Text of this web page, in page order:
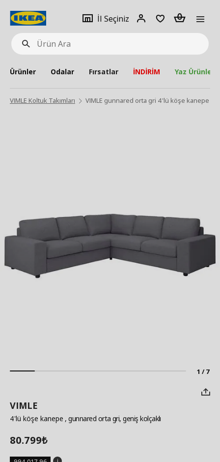
Ürün
Ara
İl Seçiniz
Giriş
Adet
Ürünler Odalar Fırsatlar İNDİRİM Yaz Ürünleri
VIMLE Koltuk Takımları VIMLE gunnared orta gri 4'lü köşe kanepe
1 / 7
VIMLE
4'lü köşe kanepe , gunnared orta gri, geniş kolçaklı
80.799₺